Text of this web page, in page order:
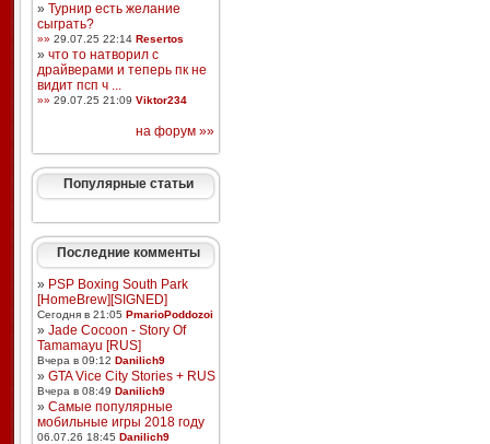
» Турнир есть желание
сыграть?
»» 29.07.25 22:14 Resertos
» что то натворил с
драйверами и теперь пк не
видит псп ч ...
»» 29.07.25 21:09 Viktor234
на форум »»
Популярные статьи
Последние комменты
» PSP Boxing South Park
[HomeBrew][SIGNED]
Сегодня в 21:05 PmarioPoddozoi
» Jade Cocoon - Story Of
Tamamayu [RUS]
Вчера в 09:12 Danilich9
» GTA Vice City Stories + RUS
Вчера в 08:49 Danilich9
» Самые популярные
мобильные игры 2018 году
06.07.26 18:45 Danilich9